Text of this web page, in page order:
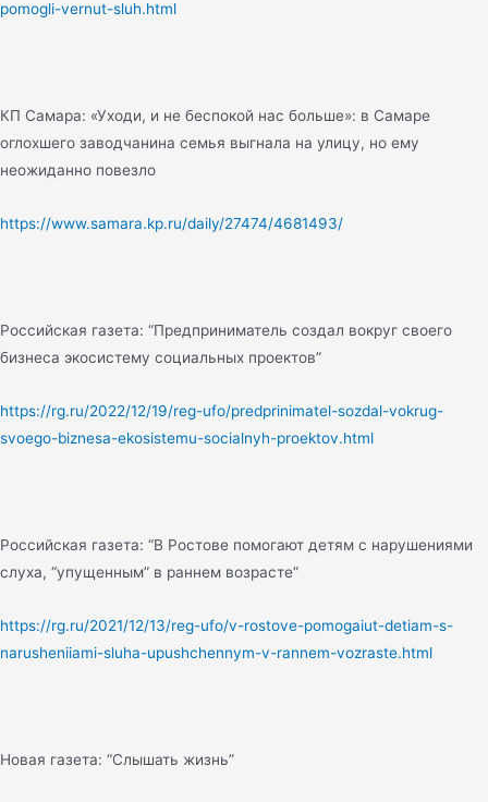
pomogli-vernut-sluh.html
КП Самара: «Уходи, и не беспокой нас больше»: в Самаре
оглохшего заводчанина семья выгнала на улицу, но ему
неожиданно повезло
https://www.samara.kp.ru/daily/27474/4681493/
Российская газета: “Предприниматель создал вокруг своего
бизнеса экосистему социальных проектов”
https://rg.ru/2022/12/19/reg-ufo/predprinimatel-sozdal-vokrug-
svoego-biznesa-ekosistemu-socialnyh-proektov.html
Российская газета: “В Ростове помогают детям с нарушениями
слуха, “упущенным” в раннем возрасте”
https://rg.ru/2021/12/13/reg-ufo/v-rostove-pomogaiut-detiam-s-
narusheniiami-sluha-upushchennym-v-rannem-vozraste.html
Новая газета: “Слышать жизнь”